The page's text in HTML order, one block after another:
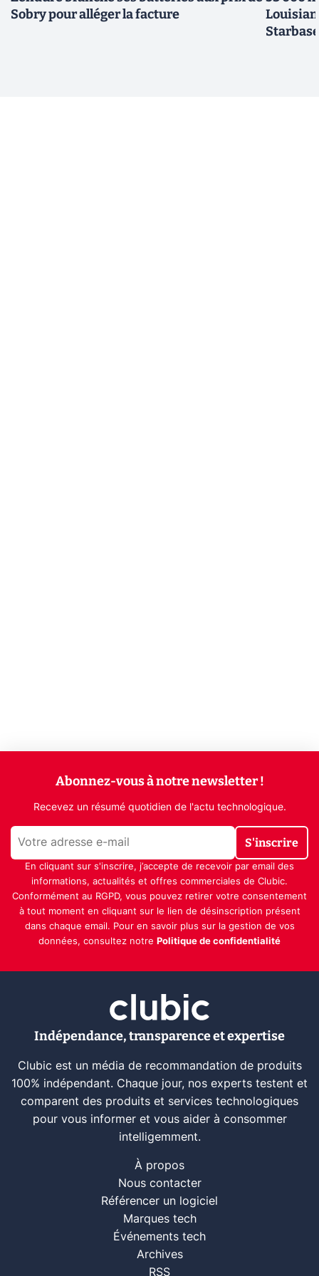
Sobry pour alléger la facture
Abonnez-vous à notre newsletter !
Recevez un résumé quotidien de l'actu technologique.
S'inscrire
En cliquant sur s'inscrire, j’accepte de recevoir par email des
informations, actualités et offres commerciales de Clubic.
Conformément au RGPD, vous pouvez retirer votre consentement
à tout moment en cliquant sur le lien de désinscription présent
dans chaque email. Pour en savoir plus sur la gestion de vos
données, consultez notre Politique de confidentialité
Indépendance, transparence et expertise
Clubic est un média de recommandation de produits
100% indépendant. Chaque jour, nos experts testent et
comparent des produits et services technologiques
pour vous informer et vous aider à consommer
intelligemment.
À propos
Nous contacter
Référencer un logiciel
Marques tech
Événements tech
Archives
RSS